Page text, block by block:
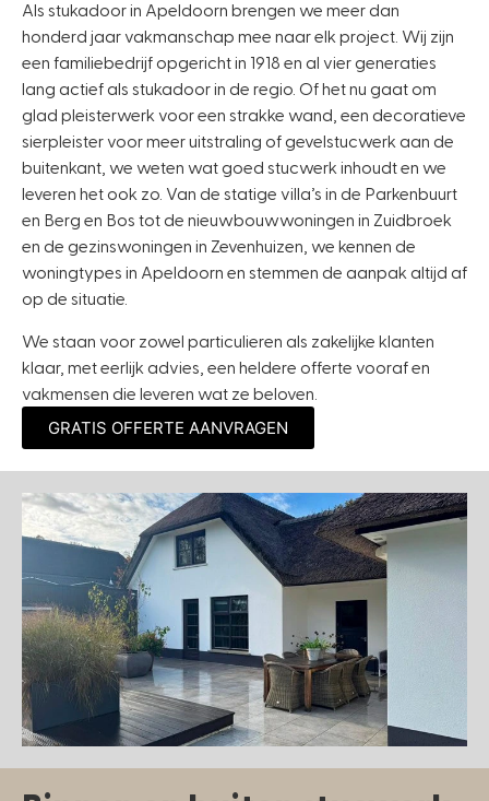
Als stukadoor in Apeldoorn brengen we meer dan
honderd jaar vakmanschap mee naar elk project. Wij zijn
een familiebedrijf opgericht in 1918 en al vier generaties
lang actief als stukadoor in de regio. Of het nu gaat om
glad pleisterwerk voor een strakke wand, een decoratieve
sierpleister voor meer uitstraling of gevelstucwerk aan de
buitenkant, we weten wat goed stucwerk inhoudt en we
leveren het ook zo. Van de statige villa’s in de Parkenbuurt
en Berg en Bos tot de nieuwbouwwoningen in Zuidbroek
en de gezinswoningen in Zevenhuizen, we kennen de
woningtypes in Apeldoorn en stemmen de aanpak altijd af
op de situatie.
We staan voor zowel particulieren als zakelijke klanten
klaar, met eerlijk advies, een heldere offerte vooraf en
vakmensen die leveren wat ze beloven.
GRATIS OFFERTE AANVRAGEN